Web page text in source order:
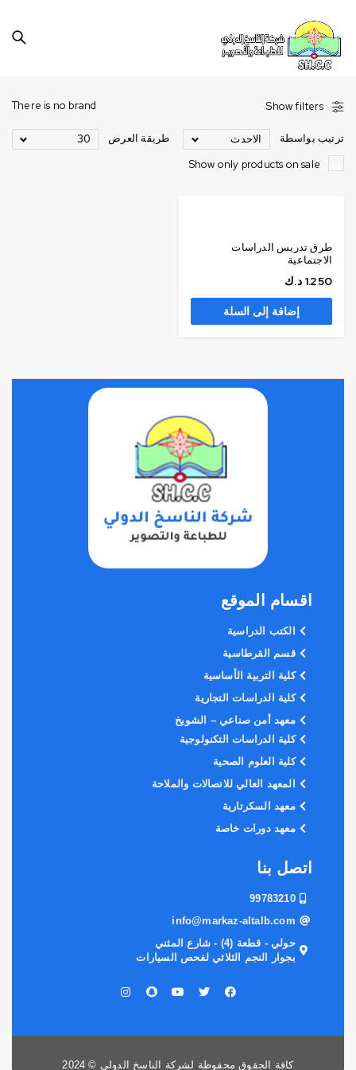
Show filters
There is no brand
ترتيب بواسطة
الاحدث
Show only products on sale
طريقة العرض 30
طرق تدريس الدراسات
الاجتماعية
1.250 د.ك
إضافة إلى السلة
اقسام الموقع
الكتب الدراسية
قسم القرطاسية
كلية التربية الأساسية
كلية الدراسات التجارية
معهد أمن صناعي – الشويخ
كلية الدراسات التكنولوجية
كلية العلوم الصحية
المعهد العالي للاتصالات والملاحة
معهد السكرتارية
معهد دورات خاصة
اتصل بنا
99783210
info@markaz-altalb.com
حولي - قطعة (4) - شارع المثني
بجوار النجم الثلاثي لفحص السيارات
كافة الحقوق محفوظة لشركة الناسخ الدولي © 2024